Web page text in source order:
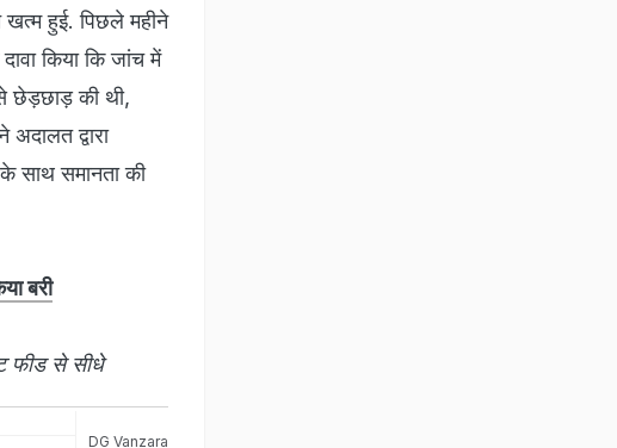
खत्म हुई. पिछले महीने
किया कि जांच में
छेड़छाड़ की थी,
द्वारा
साथ समानता की
बरी
फीड से सीधे
DG Vanzara